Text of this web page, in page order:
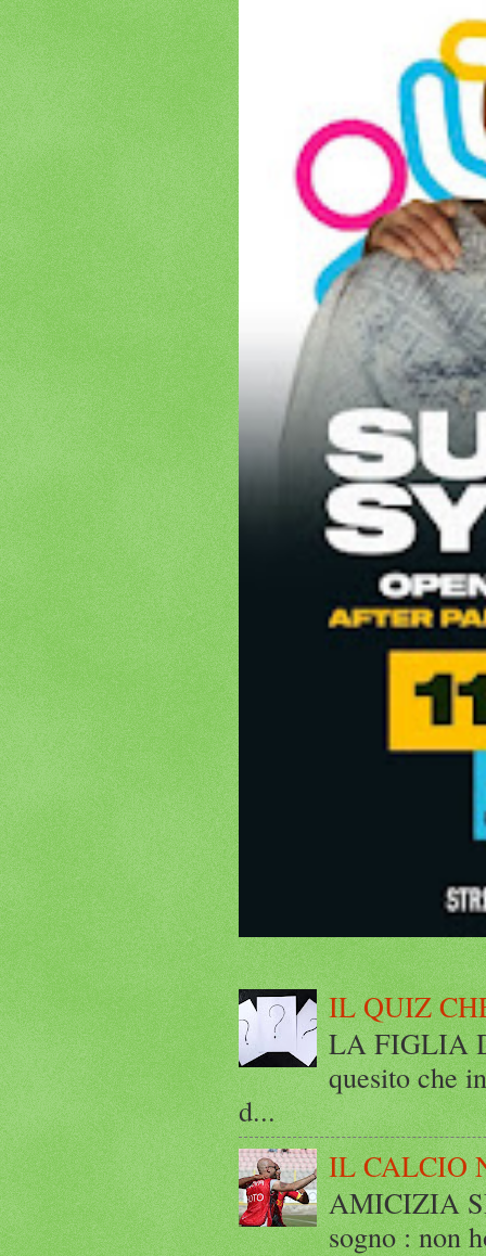
IL QUIZ
LA FIGLIA
quesito che
d...
IL CALCIO
AMICIZIA
sogno : non